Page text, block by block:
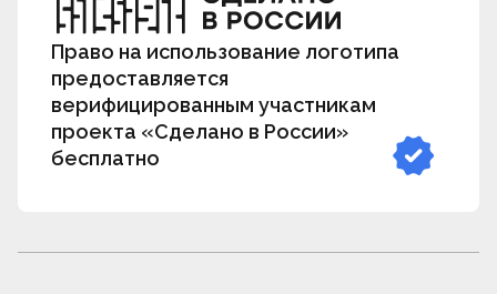
Право на использование логотипа
предоставляется
верифицированным участникам
проекта «Сделано в России»
бесплатно